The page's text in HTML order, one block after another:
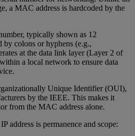
a MAC address is hardcoded by the
typically shown as 12
by colons or hyphens (e.g.,
at the data link layer (Layer 2 of
a local network to ensure data
Unique Identifier (OUI),
by the IEEE. This makes it
from the MAC address alone.
address is permanence and scope: